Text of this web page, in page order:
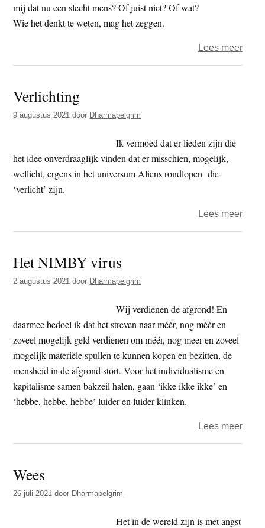
mij dat nu een slecht mens? Of juist niet? Of wat?
Wie het denkt te weten, mag het zeggen.
Lees meerover
Verlichting
9 augustus 2021 door Dharmapelgrim
Ik vermoed dat er lieden zijn die
het idee onverdraaglijk vinden dat er misschien, mogelijk,
wellicht, ergens in het universum Aliens rondlopen die
‘verlicht’ zijn.
Lees meerover
Het NIMBY virus
2 augustus 2021 door Dharmapelgrim
Wij verdienen de afgrond! En
daarmee bedoel ik dat het streven naar méér, nog méér en
zoveel mogelijk geld verdienen om méér, nog meer en zoveel
mogelijk materiële spullen te kunnen kopen en bezitten, de
mensheid in de afgrond stort. Voor het individualisme en
kapitalisme samen bakzeil halen, gaan ‘ikke ikke ikke’ en
‘hebbe, hebbe, hebbe’ luider en luider klinken.
Lees meerover
Wees
26 juli 2021 door Dharmapelgrim
Het in de wereld zijn is met angst